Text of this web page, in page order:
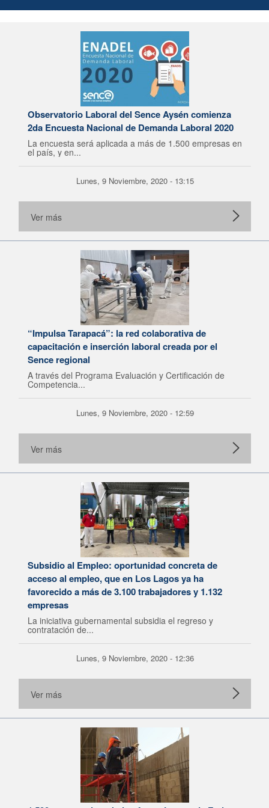
Observatorio Laboral del Sence Aysén comienza
2da Encuesta Nacional de Demanda Laboral 2020
La encuesta será aplicada a más de 1.500 empresas en
el país, y en...
Lunes, 9 Noviembre, 2020 - 13:15
Ver más
“Impulsa Tarapacá”: la red colaborativa de
capacitación e inserción laboral creada por el
Sence regional
A través del Programa Evaluación y Certificación de
Competencia...
Lunes, 9 Noviembre, 2020 - 12:59
Ver más
Subsidio al Empleo: oportunidad concreta de
acceso al empleo, que en Los Lagos ya ha
favorecido a más de 3.100 trabajadores y 1.132
empresas
La iniciativa gubernamental subsidia el regreso y
contratación de...
Lunes, 9 Noviembre, 2020 - 12:36
Ver más